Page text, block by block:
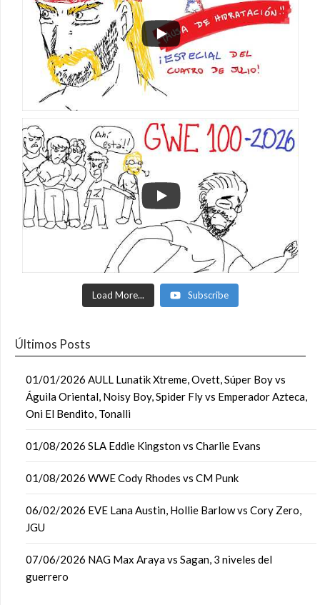
Load More... Subscribe
Últimos Posts
01/01/2026 AULL Lunatik Xtreme, Ovett, Súper Boy vs
Águila Oriental, Noisy Boy, Spider Fly vs Emperador Azteca,
Oni El Bendito, Tonalli
01/08/2026 SLA Eddie Kingston vs Charlie Evans
01/08/2026 WWE Cody Rhodes vs CM Punk
06/02/2026 EVE Lana Austin, Hollie Barlow vs Cory Zero,
JGU
07/06/2026 NAG Max Araya vs Sagan, 3 niveles del
guerrero